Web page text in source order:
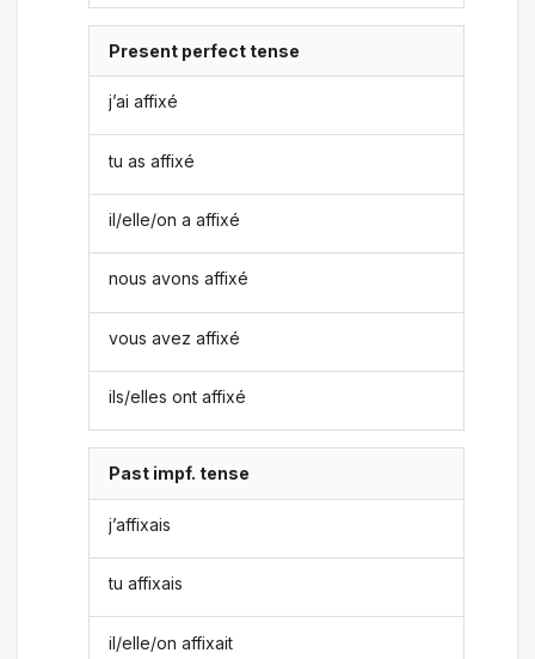
Present perfect tense
j’ai affixé
tu as affixé
il/elle/on a affixé
nous avons affixé
vous avez affixé
ils/elles ont affixé
Past impf. tense
j’affixais
tu affixais
il/elle/on affixait